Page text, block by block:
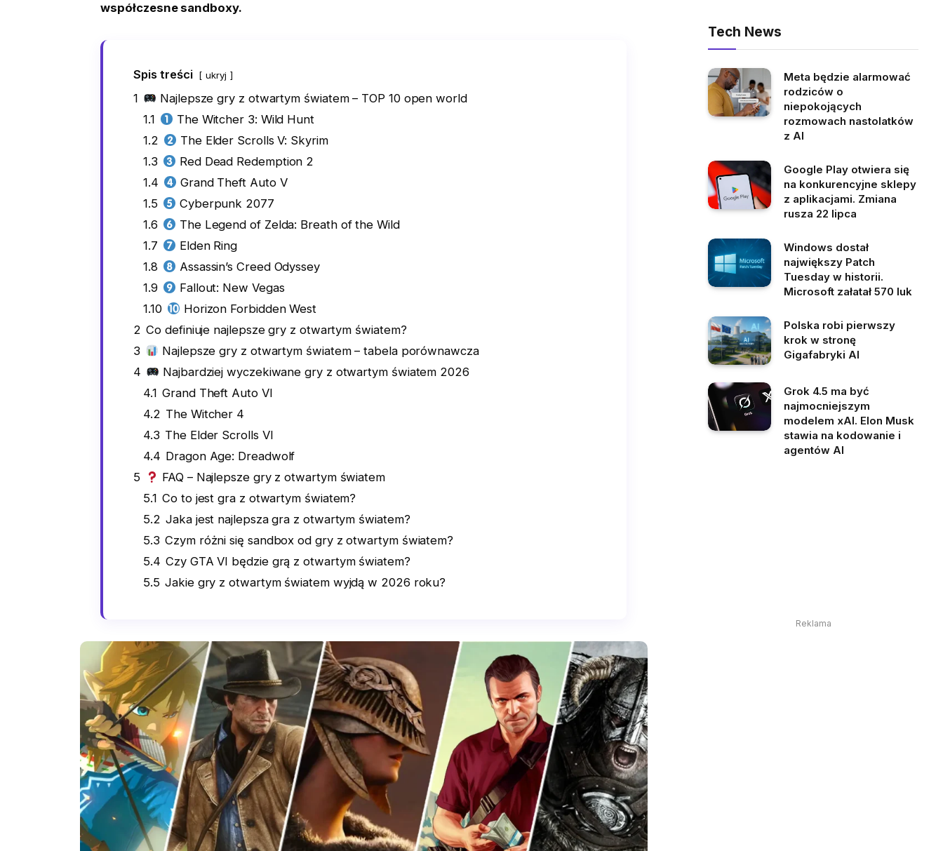
współczesne sandboxy.
Spis treści ukryj
1
Najlepsze gry z otwartym światem – TOP 10 open world
1.1
The Witcher 3: Wild Hunt
1.2
The Elder Scrolls V: Skyrim
1.3
Red Dead Redemption 2
1.4
Grand Theft Auto V
1.5
Cyberpunk 2077
1.6
The Legend of Zelda: Breath of the Wild
1.7
Elden Ring
1.8
Assassin’s Creed Odyssey
1.9
Fallout: New Vegas
1.10
Horizon Forbidden West
2 Co definiuje najlepsze gry z otwartym światem?
3
Najlepsze gry z otwartym światem – tabela porównawcza
4
Najbardziej wyczekiwane gry z otwartym światem 2026
4.1 Grand Theft Auto VI
4.2 The Witcher 4
4.3 The Elder Scrolls VI
4.4 Dragon Age: Dreadwolf
5
FAQ – Najlepsze gry z otwartym światem
5.1 Co to jest gra z otwartym światem?
5.2 Jaka jest najlepsza gra z otwartym światem?
5.3 Czym różni się sandbox od gry z otwartym światem?
5.4 Czy GTA VI będzie grą z otwartym światem?
5.5 Jakie gry z otwartym światem wyjdą w 2026 roku?
Tech News
Meta będzie alarmować
rodziców o
niepokojących
rozmowach nastolatków
z AI
Google Play otwiera się
na konkurencyjne sklepy
z aplikacjami. Zmiana
rusza 22 lipca
Windows dostał
największy Patch
Tuesday w historii.
Microsoft załatał 570 luk
Polska robi pierwszy
krok w stronę
Gigafabryki AI
Grok 4.5 ma być
najmocniejszym
modelem xAI. Elon Musk
stawia na kodowanie i
agentów AI
Reklama